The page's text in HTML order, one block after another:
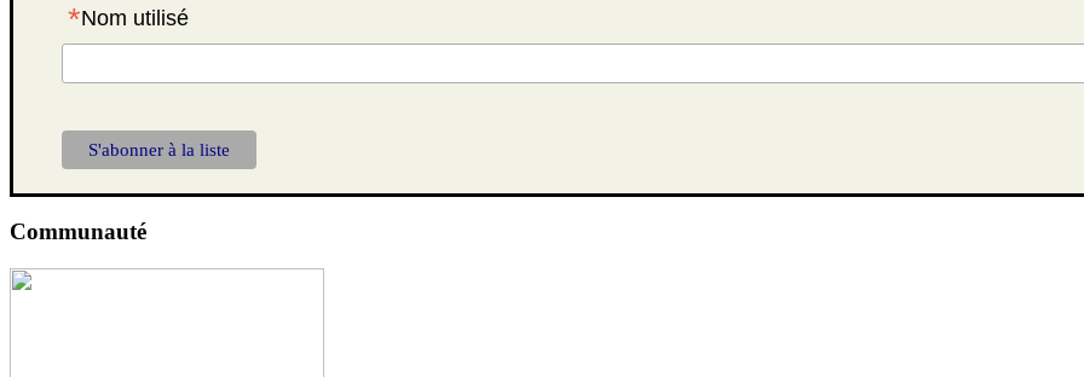
*Nom utilisé
Communauté